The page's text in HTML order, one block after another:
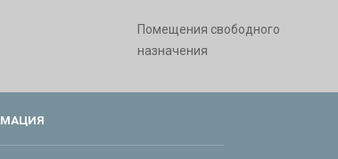
Помещения свободного
назначения